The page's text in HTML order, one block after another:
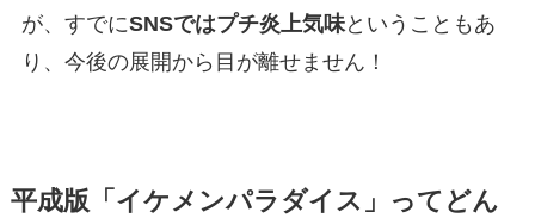
が、すでにSNSではプチ炎上気味ということもあ
り、今後の展開から目が離せません！
平成版「イケメンパラダイス」ってどん